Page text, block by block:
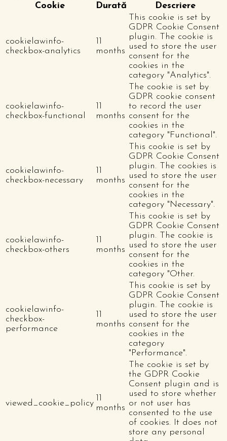
Cookie
Durată Descriere
cookielawinfo-
checkbox-analytics
11
months
This cookie is set by
GDPR Cookie Consent
plugin. The cookie is
used to store the user
consent for the
cookies in the
category "Analytics".
cookielawinfo-
checkbox-functional
11
months
The cookie is set by
GDPR cookie consent
to record the user
consent for the
cookies in the
category "Functional".
cookielawinfo-
checkbox-necessary
11
months
This cookie is set by
GDPR Cookie Consent
plugin. The cookies is
used to store the user
consent for the
cookies in the
category "Necessary".
cookielawinfo-
checkbox-others
11
months
This cookie is set by
GDPR Cookie Consent
plugin. The cookie is
used to store the user
consent for the
cookies in the
category "Other.
cookielawinfo-
checkbox-
performance
11
months
This cookie is set by
GDPR Cookie Consent
plugin. The cookie is
used to store the user
consent for the
cookies in the
category
"Performance".
viewed_cookie_policy
11
months
The cookie is set by
the GDPR Cookie
Consent plugin and is
used to store whether
or not user has
consented to the use
of cookies. It does not
store any personal